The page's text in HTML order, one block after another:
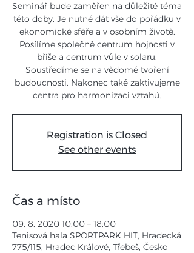
Seminář bude zaměřen na důležité téma
této doby. Je nutné dát vše do pořádku v
ekonomické sféře a v osobním životě.
Posílíme společně centrum hojnosti v
břiše a centrum vůle v solaru.
Soustředíme se na vědomé tvoření
budoucnosti. Nakonec také zaktivujeme
centra pro harmonizaci vztahů.
Registration is Closed
See other events
Čas a místo
09. 8. 2020 10:00 – 18:00
Tenisová hala SPORTPARK HIT, Hradecká
775/115, Hradec Králové, Třebeš, Česko